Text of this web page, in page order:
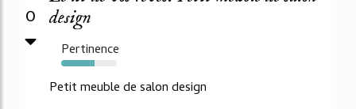
0
design
Pertinence
60%
Petit meuble de salon design